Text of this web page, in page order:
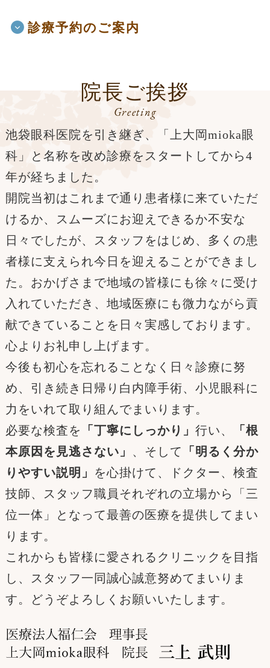
診療予約のご案内
院長ご挨拶
Greeting
池袋眼科医院を引き継ぎ、「上大岡mioka眼
科」と名称を改め診療をスタートしてから4
年が経ちました。
開院当初はこれまで通り患者様に来ていただ
けるか、スムーズにお迎えできるか不安な
日々でしたが、スタッフをはじめ、多くの患
者様に支えられ今日を迎えることができまし
た。おかげさまで地域の皆様にも徐々に受け
入れていただき、地域医療にも微力ながら貢
献できていることを日々実感しております。
心よりお礼申し上げます。
今後も初心を忘れることなく日々診療に努
め、引き続き日帰り白内障手術、小児眼科に
力をいれて取り組んでまいります。
必要な検査を
「丁寧にしっかり」 行い、
「根
本原因を見逃さない」
、そして
「明るく分か
りやすい説明」
を心掛けて、ドクター、検査
技師、スタッフ職員それぞれの立場から「三
位一体」となって最善の医療を提供してまい
ります。
これからも皆様に愛されるクリニックを目指
し、スタッフ一同誠心誠意努めてまいりま
す。どうぞよろしくお願いいたします。